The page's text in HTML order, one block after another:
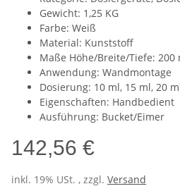
Gewicht: 1,25 KG
Farbe: Weiß
Material: Kunststoff
Maße Höhe/Breite/Tiefe: 200
Anwendung: Wandmontage
Dosierung: 10 ml, 15 ml, 20
Eigenschaften: Handbedient
Ausführung: Bucket/Eimer
142,56 €
inkl. 19% USt. , zzgl. Versand